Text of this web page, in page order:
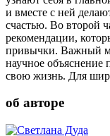
и вместе с ней
счастью. Во второй
рекомендации,
привычки. Важный
научное объяснение
свою жизнь. Для
об авторе